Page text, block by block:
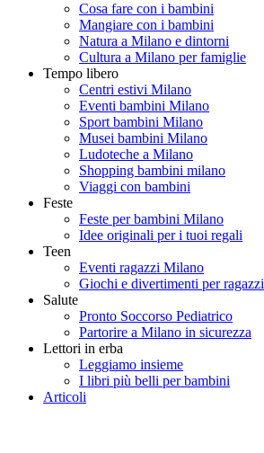
Cosa fare con i bambini
Mangiare con i bambini
Natura a Milano e dintorni
Cultura a Milano per famiglie
Tempo libero
Centri estivi Milano
Eventi bambini Milano
Sport bambini Milano
Musei bambini Milano
Ludoteche a Milano
Shopping bambini milano
Viaggi con bambini
Feste
Feste per bambini Milano
Idee originali per i tuoi regali
Teen
Eventi ragazzi Milano
Giochi e divertimenti per ragazzi
Salute
Pronto Soccorso Pediatrico
Partorire a Milano in sicurezza
Lettori in erba
Leggiamo insieme
I libri più belli per bambini
Articoli